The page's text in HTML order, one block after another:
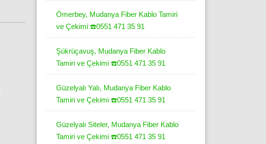
Ömerbey, Mudanya Fiber Kablo Tamiri
ve Çekimi ☎️0551 471 35 91
Şükrüçavuş, Mudanya Fiber Kablo
Tamiri ve Çekimi ☎️0551 471 35 91
Güzelyalı Yalı, Mudanya Fiber Kablo
Tamiri ve Çekimi ☎️0551 471 35 91
Güzelyalı Siteler, Mudanya Fiber Kablo
Tamiri ve Çekimi ☎️0551 471 35 91